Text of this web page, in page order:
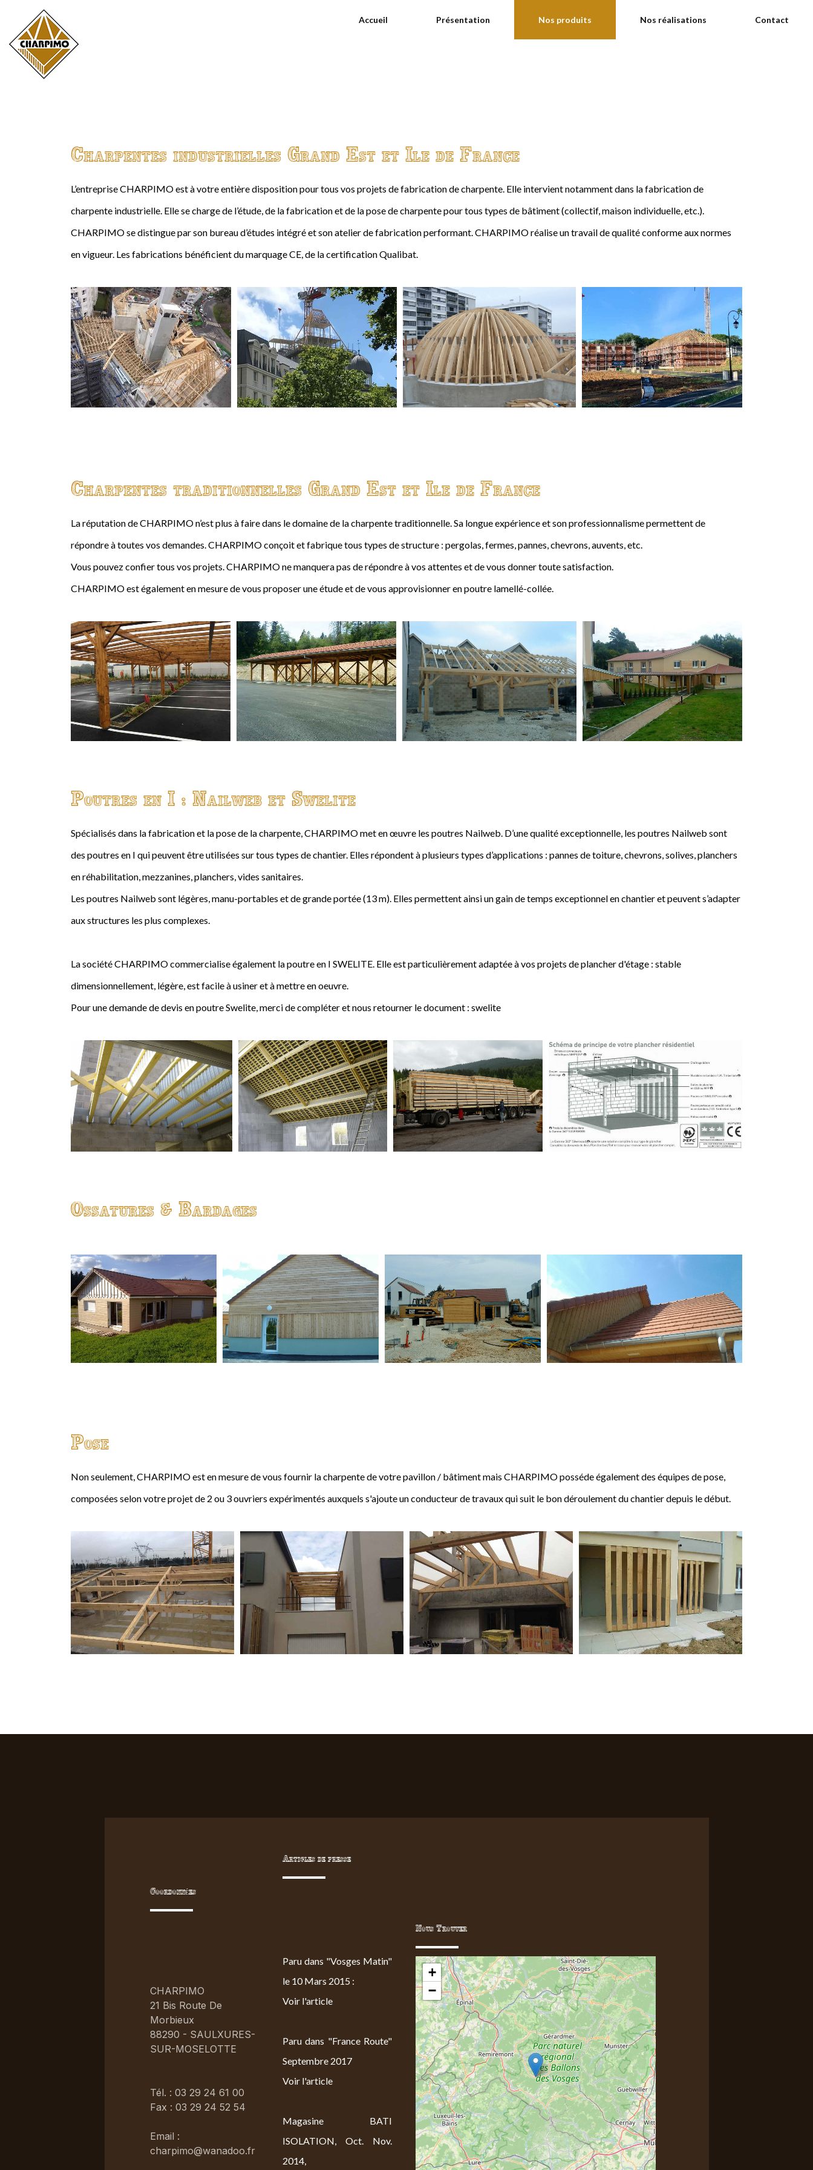
Accueil Présentation Nos produits Nos réalisations Contact
Charpentes industrielles Grand Est et Ile de France
L’entreprise CHARPIMO est à votre entière disposition pour tous vos projets de fabrication de charpente. Elle intervient notamment dans la fabrication de
charpente industrielle. Elle se charge de l’étude, de la fabrication et de la pose de charpente pour tous types de bâtiment (collectif, maison individuelle, etc.).
CHARPIMO se distingue par son bureau d’études intégré et son atelier de fabrication performant. CHARPIMO réalise un travail de qualité conforme aux normes
en vigueur. Les fabrications bénéficient du marquage CE, de la certification Qualibat.
Charpentes traditionnelles Grand Est et Ile de France
La réputation de CHARPIMO n’est plus à faire dans le domaine de la charpente traditionnelle. Sa longue expérience et son professionnalisme permettent de
répondre à toutes vos demandes. CHARPIMO conçoit et fabrique tous types de structure : pergolas, fermes, pannes, chevrons, auvents, etc.
Vous pouvez confier tous vos projets. CHARPIMO ne manquera pas de répondre à vos attentes et de vous donner toute satisfaction.
CHARPIMO est également en mesure de vous proposer une étude et de vous approvisionner en poutre lamellé-collée.
Poutres en I : Nailweb et Swelite
Spécialisés dans la fabrication et la pose de la charpente, CHARPIMO met en œuvre les poutres Nailweb. D’une qualité exceptionnelle, les poutres Nailweb sont
des poutres en I qui peuvent être utilisées sur tous types de chantier. Elles répondent à plusieurs types d’applications : pannes de toiture, chevrons, solives, planchers
en réhabilitation, mezzanines, planchers, vides sanitaires.
Les poutres Nailweb sont légères, manu-portables et de grande portée (13 m). Elles permettent ainsi un gain de temps exceptionnel en chantier et peuvent s’adapter
aux structures les plus complexes.
La société CHARPIMO commercialise également la poutre en I SWELITE. Elle est particulièrement adaptée à vos projets de plancher d'étage : stable
dimensionnellement, légère, est facile à usiner et à mettre en oeuvre.
Pour une demande de devis en poutre Swelite, merci de compléter et nous retourner le document : swelite
Ossatures & Bardages
Pose
Non seulement, CHARPIMO est en mesure de vous fournir la charpente de votre pavillon / bâtiment mais CHARPIMO posséde également des équipes de pose,
composées selon votre projet de 2 ou 3 ouvriers expérimentés auxquels s'ajoute un conducteur de travaux qui suit le bon déroulement du chantier depuis le début.
Coordonnées
CHARPIMO
21 Bis Route De
Morbieux
88290 - SAULXURES-
SUR-MOSELOTTE
Tél. : 03 29 24 61 00
Fax : 03 29 24 52 54
Email :
charpimo@wanadoo.fr
Articles de presse
Paru dans "Vosges Matin"
le 10 Mars 2015 :
Voir l'article
Paru dans "France Route"
Septembre 2017
Voir l'article
Magasine BATI
ISOLATION, Oct. Nov.
2014,
Nous Trouver
+
−